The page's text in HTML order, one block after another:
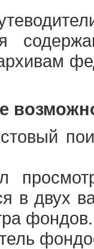
в двух
фондов.